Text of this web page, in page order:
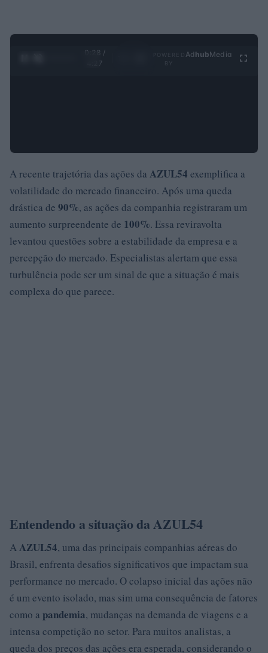
0:29 /
4:27
Ad hubMedia
A recente trajetória das ações da AZUL54 exemplifica a
volatilidade do mercado financeiro. Após uma queda
drástica de 90%, as ações da companhia registraram um
aumento surpreendente de 100%. Essa reviravolta
levantou questões sobre a estabilidade da empresa e a
percepção do mercado. Especialistas alertam que essa
turbulência pode ser um sinal de que a situação é mais
complexa do que parece.
Entendendo a situação da AZUL54
AAZUL54, uma das principais companhias aéreas do
Brasil, enfrenta desafios significativos que impactam sua
performance no mercado. O colapso inicial das ações não
é um evento isolado, mas sim uma consequência de fatores
como a pandemia, mudanças na demanda de viagens e a
intensa competição no setor. Para muitos analistas, a
queda dos preços das ações era esperada, considerando o